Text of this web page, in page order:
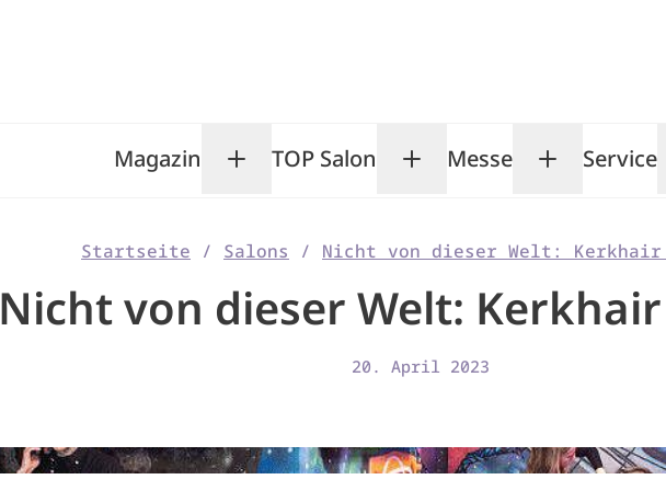
Magazin Toggle Magazin submenu
TOP Salon Toggle TOP Salon
Messe ToggleService
Startseite / Salons / Nicht von dieser Welt:
Nicht von dieser Welt:
20. April 2023